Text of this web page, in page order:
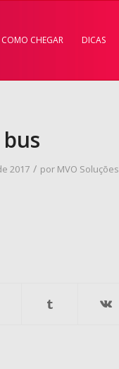
COMO CHEGAR DICAS
bus
2017 / por MVO Soluções